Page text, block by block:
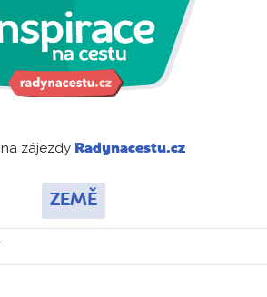
na zájezdy Radynacestu.cz
ZEMĚ